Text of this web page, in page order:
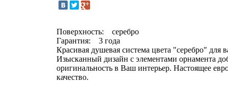
Поверхность: серебро
Гарантия: 3 года
Красивая душевая система цвета "серебро" для
Изысканный дизайн с элементами орнамента
оригинальность в Ваш интерьер. Настоящее
качество.